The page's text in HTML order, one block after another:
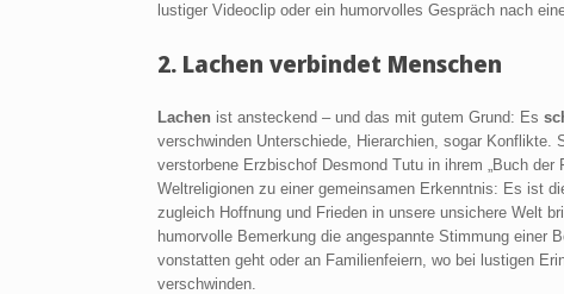
lustiger Videoclip oder ein humorvolles Gespräch nach
2. Lachen verbindet Menschen
Lachen ist ansteckend – und das mit gutem Grund: Es
verschwinden Unterschiede, Hierarchien, sogar
verstorbene Erzbischof Desmond Tutu in ihrem „Buch
Weltreligionen zu einer gemeinsamen Erkenntnis: Es ist
zugleich Hoffnung und Frieden in unsere unsichere Welt
humorvolle Bemerkung die angespannte Stimmung einer
vonstatten geht oder an Familienfeiern, wo bei lustigen
verschwinden.